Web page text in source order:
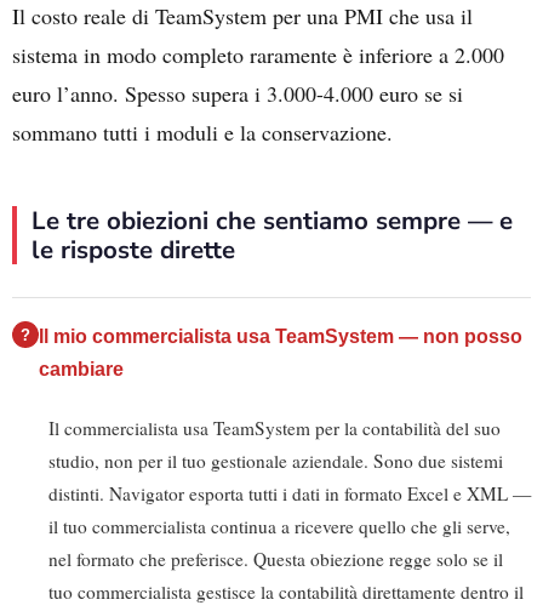
Il costo reale di TeamSystem per una PMI che usa il
sistema in modo completo raramente è inferiore a 2.000
euro l’anno. Spesso supera i 3.000-4.000 euro se si
sommano tutti i moduli e la conservazione.
Le tre obiezioni che sentiamo sempre — e
le risposte dirette
Il mio commercialista usa TeamSystem — non posso
cambiare
Il commercialista usa TeamSystem per la contabilità del suo
studio, non per il tuo gestionale aziendale. Sono due sistemi
distinti. Navigator esporta tutti i dati in formato Excel e XML —
il tuo commercialista continua a ricevere quello che gli serve,
nel formato che preferisce. Questa obiezione regge solo se il
tuo commercialista gestisce la contabilità direttamente dentro il